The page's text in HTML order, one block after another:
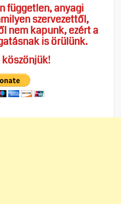
független, anyagi
szervezettől,
nem kapunk, ezért a
is örülünk.